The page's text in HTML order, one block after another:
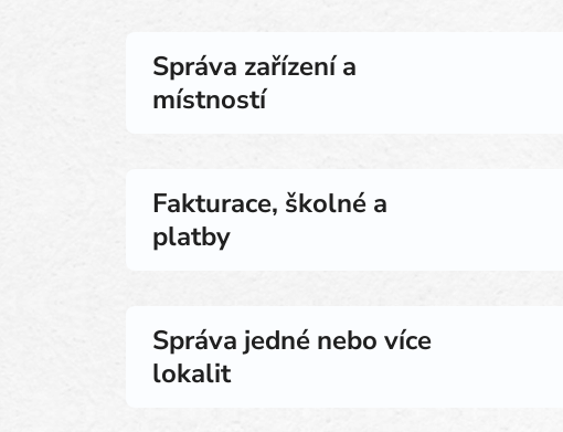
Správa zařízení a
místností
Fakturace, školné a
platby
Správa jedné nebo více
lokalit